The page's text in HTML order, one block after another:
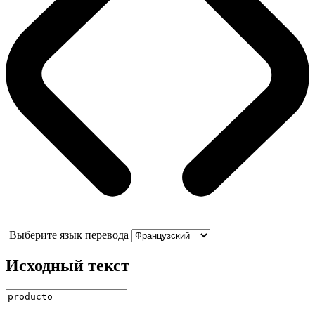
Выберите язык перевода
Исходный текст